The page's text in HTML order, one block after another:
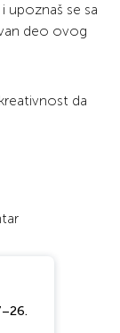
upoznaš se sa
deo ovog
da